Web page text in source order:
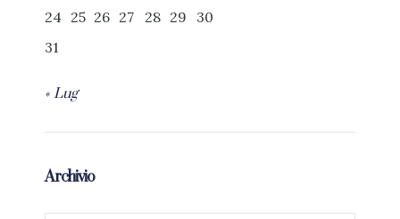
24 25 26 27 28 29
30
31
« Lug
Archivio